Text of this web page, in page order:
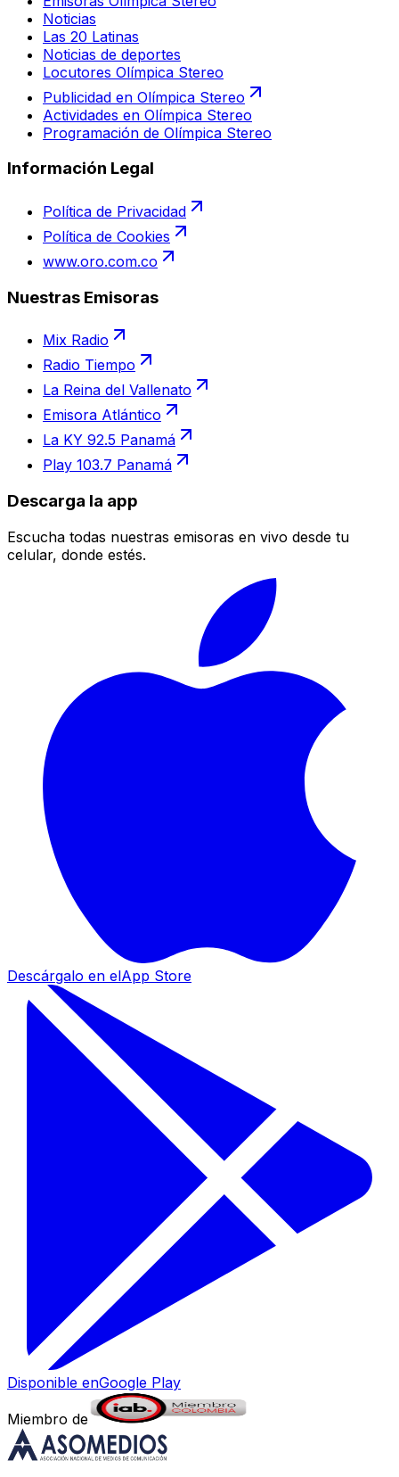
Noticias
Las 20 Latinas
Noticias de deportes
Locutores Olímpica Stereo
Publicidad en Olímpica Stereo
Actividades en Olímpica Stereo
Programación de Olímpica Stereo
Información Legal
Política de Privacidad
Política de Cookies
www.oro.com.co
Nuestras Emisoras
Mix Radio
Radio Tiempo
La Reina del Vallenato
Emisora Atlántico
La KY 92.5 Panamá
Play 103.7 Panamá
Descarga la app
Escucha todas nuestras emisoras en vivo desde tu
celular, donde estés.
Descárgalo en elApp Store
Disponible enGoogle Play
Miembro de